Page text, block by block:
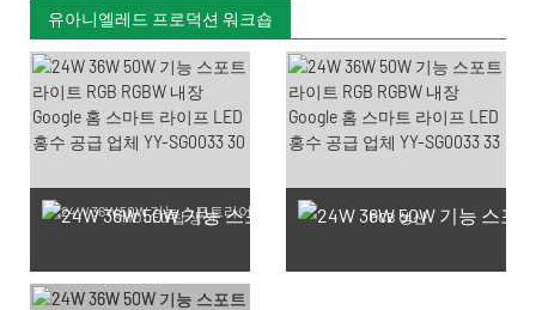
유아니엘레드 프로덕션 워크숍
SMD LED 칩 생산 PCB 생산